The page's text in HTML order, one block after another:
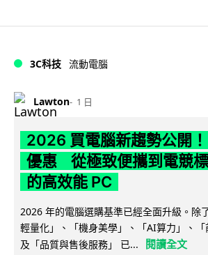
3C科技 流動電腦
Lawton 1 日
2026 買電腦新趨勢公開
優惠 從極致便攜到電競
的高效能 PC
2026 年的電腦選購基準已經全面升級。除
輕量化」、「機身美學」、「AI算力」、
及「品質與售後服務」 已...
閱讀全文